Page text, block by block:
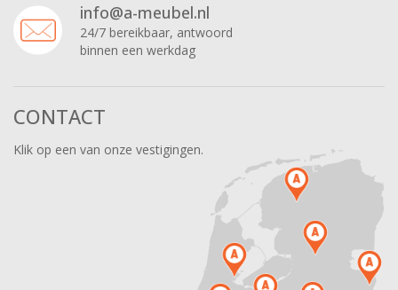
info@a-meubel.nl
24/7 bereikbaar, antwoord
binnen een werkdag
CONTACT
Klik op een van onze vestigingen.